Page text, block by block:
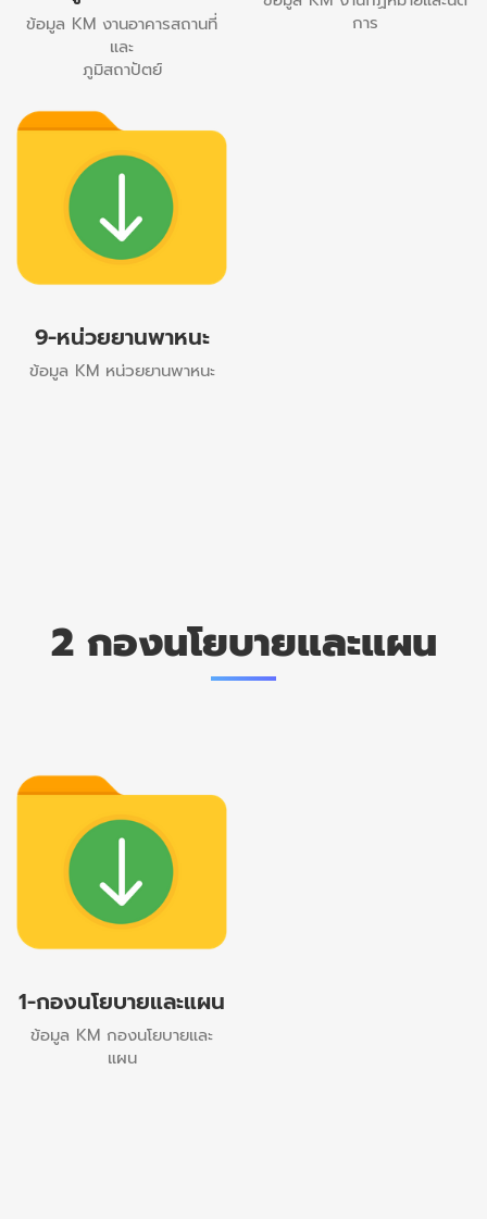
ข้อมูล KM งานอาคารสถานที่
และ
ภูมิสถาปัตย์
การ
9-หน่วยยานพาหนะ
ข้อมูล KM หน่วยยานพาหนะ
2 กองนโยบายและแผน
1-กองนโยบายและแผน
ข้อมูล KM กองนโยบายและ
แผน